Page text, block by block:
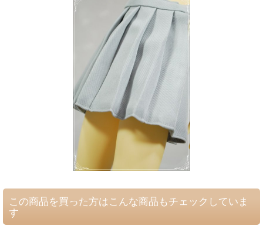
この商品を買った方はこんな商品もチェックしていま
す